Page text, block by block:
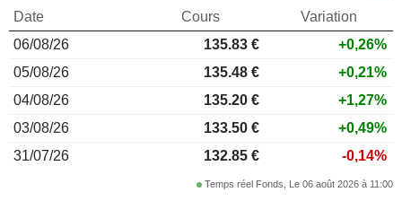
Date Cours
Variation
06/08/26
135.83 €
+0,26%
05/08/26
135.48 €
+0,21%
04/08/26
135.20 €
+1,27%
03/08/26
133.50 €
+0,49%
31/07/26
132.85 € -0,14%
Temps réel Fonds, Le 06 août 2026 à 11:00